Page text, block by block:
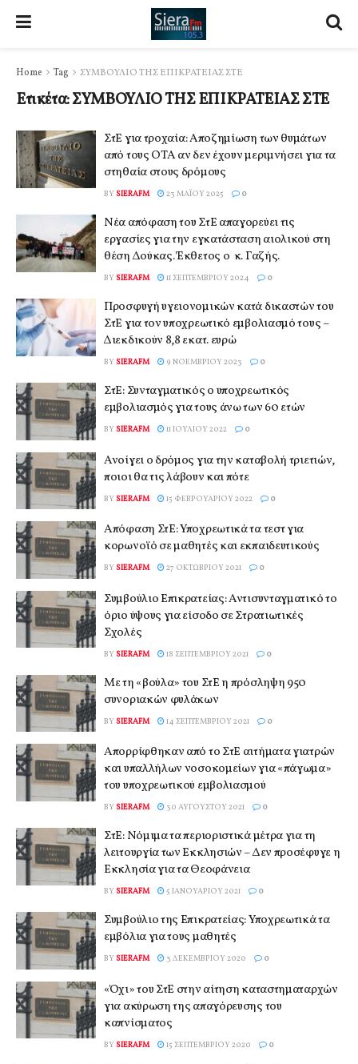
Home Tag ΣΥΜΒΟΥΛΙΟ ΤΗΣ ΕΠΙΚΡΑΤΕΙΑΣ ΣΤΕ
Ετικέτα:ΣΥΜΒΟΥΛΙΟ ΤΗΣ ΕΠΙΚΡΑΤΕΙΑΣ ΣΤΕ
ΣτΕ για τροχαία: Αποζημίωση των θυμάτων
από τους ΟΤΑ αν δεν έχουν μεριμνήσει για τα
στηθαία στους δρόμους
BY SIERAFM 23 ΜΑΪ́ΟΥ 2025 0
Νέα απόφαση του ΣτΕ απαγορεύει τις
εργασίες για την εγκατάσταση αιολικού στη
θέση Δούκας. Έκθετος ο κ. Γαζής.
BY SIERAFM 11 ΣΕΠΤΕΜΒΡΊΟΥ 2024 0
Προσφυγή υγειονομικών κατά δικαστών του
ΣτΕ για τον υποχρεωτικό εμβολιασμό τους –
Διεκδικούν 8,8 εκατ. ευρώ
BY SIERAFM 9 ΝΟΕΜΒΡΊΟΥ 2023 0
ΣτΕ: Συνταγματικός ο υποχρεωτικός
εμβολιασμός για τους άνω των 60 ετών
BY SIERAFM 11 ΙΟΥΛΊΟΥ 2022 0
Ανοίγει ο δρόμος για την καταβολή τριετιών,
ποιοι θα τις λάβουν και πότε
BY SIERAFM 15 ΦΕΒΡΟΥΑΡΊΟΥ 2022 0
Απόφαση ΣτΕ: Υποχρεωτικά τα τεστ για
κορωνοϊό σε μαθητές και εκπαιδευτικούς
BY SIERAFM 27 ΟΚΤΩΒΡΊΟΥ 2021 0
Συμβούλιο Επικρατείας: Αντισυνταγματικό το
όριο ύψους για είσοδο σε Στρατιωτικές
Σχολές
BY SIERAFM 18 ΣΕΠΤΕΜΒΡΊΟΥ 2021 0
Με τη «βούλα» του ΣτΕ η πρόσληψη 950
συνοριακών φυλάκων
BY SIERAFM 14 ΣΕΠΤΕΜΒΡΊΟΥ 2021 0
Απορρίφθηκαν από το ΣτΕ αιτήματα γιατρών
και υπαλλήλων νοσοκομείων για «πάγωμα»
του υποχρεωτικού εμβολιασμού
BY SIERAFM 30 ΑΥΓΟΎΣΤΟΥ 2021 0
ΣτΕ: Νόμιμα τα περιοριστικά μέτρα για τη
λειτουργία των Εκκλησιών – Δεν προσέφυγε η
Εκκλησία για τα Θεοφάνεια
BY SIERAFM 5 ΙΑΝΟΥΑΡΊΟΥ 2021 0
Συμβούλιο της Επικρατείας: Υποχρεωτικά τα
εμβόλια για τους μαθητές
BY SIERAFM 3 ΔΕΚΕΜΒΡΊΟΥ 2020 0
«Όχι» του ΣτΕ στην αίτηση καταστηματαρχών
για ακύρωση της απαγόρευσης του
καπνίσματος
BY SIERAFM 15 ΣΕΠΤΕΜΒΡΊΟΥ 2020 0